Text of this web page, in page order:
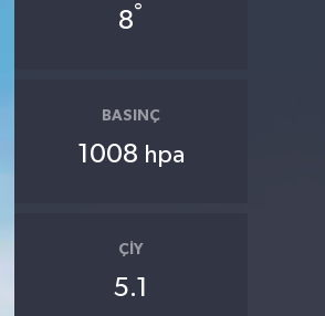
8°
BASINÇ
1008 hpa
ÇIY
5.1